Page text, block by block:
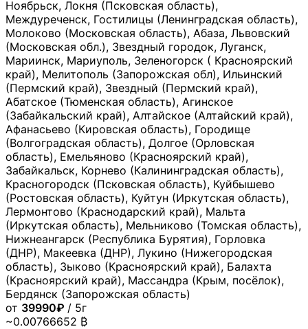
Ноябрьск, Локня (Псковская область),
Междуреченск, Гостилицы (Ленинградская область),
Молоково (Московская область), Абаза, Львовский
(Московская обл.), Звездный городок, Луганск,
Мариинск, Мариуполь, Зеленогорск ( Красноярский
край), Мелитополь (Запорожская обл), Ильинский
(Пермский край), Звездный (Пермский край),
Абатское (Тюменская область), Агинское
(Забайкальский край), Алтайское (Алтайский край),
Афанасьево (Кировская область), Городище
(Волгоградская область), Долгое (Орловская
область), Емельяново (Красноярский край),
Забайкальск, Корнево (Калининградская область),
Красногородск (Псковская область), Куйбышево
(Ростовская область), Куйтун (Иркутская область),
Лермонтово (Краснодарский край), Мальта
(Иркутская область), Мельниково (Томская область),
Нижнеангарск (Республика Бурятия), Горловка
(ДНР), Макеевка (ДНР), Лукино (Нижегородская
область), Зыково (Красноярский край), Балахта
(Красноярский край), Массандра (Крым, посёлок),
Бердянск (Запорожская область)
от 39990₽ / 5г
~0.00766652 ₿